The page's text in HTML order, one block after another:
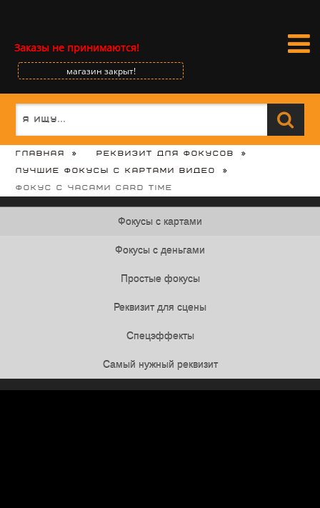
Заказы не принимаются!
магазин закрыт!
Главная
Реквизит для фокусов
Лучшие фокусы с картами видео
Фокус с часами Card Time
Фокусы с картами
Фокусы с деньгами
Простые фокусы
Реквизит для сцены
Спецэффекты
Самый нужный реквизит